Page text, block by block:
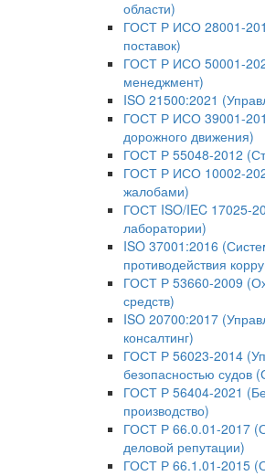
области)
ГОСТ Р ИСО 28001-
поставок)
ГОСТ Р ИСО 50001-
менеджмент)
ISO 21500:2021
ГОСТ Р ИСО 39001-
дорожного движения)
ГОСТ Р 55048-2012
ГОСТ Р ИСО 10002-
жалобами)
ГОСТ ISO/IEC 17025-
лаборатории)
ISO 37001:2016
противодействия
ГОСТ Р 53660-2009
средств)
ISO 20700:2017
консалтинг)
ГОСТ Р 56023-2014
безопасностью судов
ГОСТ Р 56404-2021
производство)
ГОСТ Р 66.0.01-2017
деловой репутации)
ГОСТ Р 66.1.01-2015